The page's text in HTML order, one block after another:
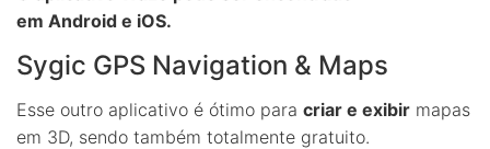
em Android e iOS.
Sygic GPS Navigation & Maps
Esse outro aplicativo é ótimo para criar e exibir mapas
em 3D, sendo também totalmente gratuito.